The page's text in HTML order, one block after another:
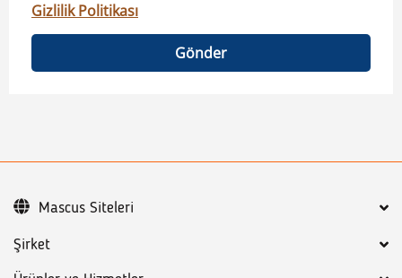
Gizlilik Politikası
Gönder
Şirket
Mascus Siteleri